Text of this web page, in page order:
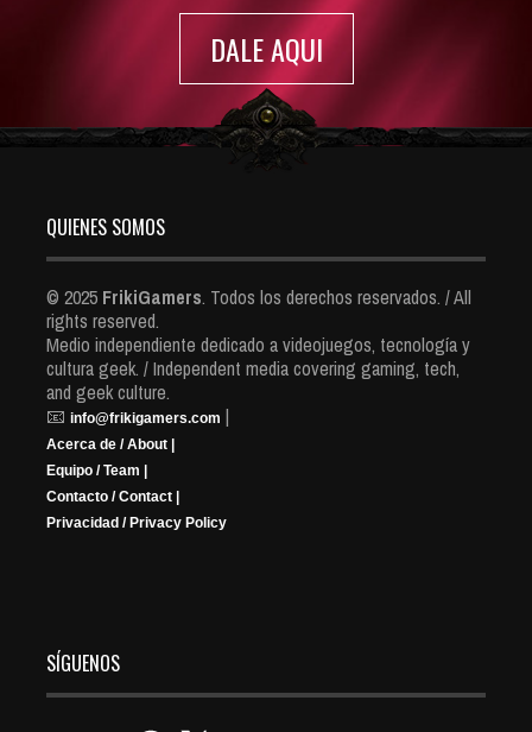
DALE AQUI
QUIENES SOMOS
© 2025 FrikiGamers. Todos los derechos reservados. / All
rights reserved.
Medio independiente dedicado a videojuegos, tecnología y
cultura geek. / Independent media covering gaming, tech,
and geek culture.
📧 info@frikigamers.com |
Acerca de / About |
Equipo / Team |
Contacto / Contact |
Privacidad / Privacy Policy
SÍGUENOS